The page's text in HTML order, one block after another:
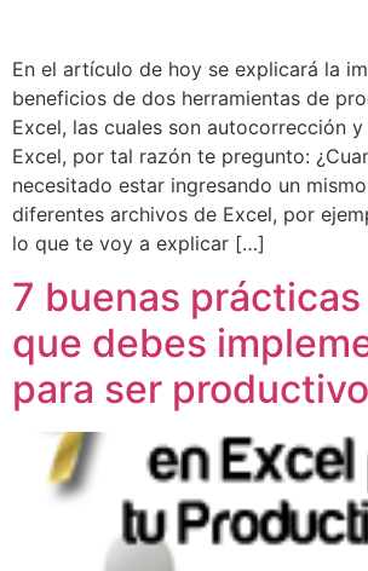
En el artículo de hoy se explicará la
beneficios de dos herramientas de
Excel, las cuales son autocorrección
Excel, por tal razón te pregunto:
necesitado estar ingresando un
diferentes archivos de Excel, por
lo que te voy a explicar […]
7 buenas prácticas
que debes
para ser productivo